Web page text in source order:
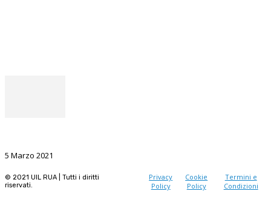
5 Marzo 2021
© 2021 UIL RUA | Tutti i diritti
riservati.
Privacy
Policy
Cookie
Policy
Termini e
Condizioni